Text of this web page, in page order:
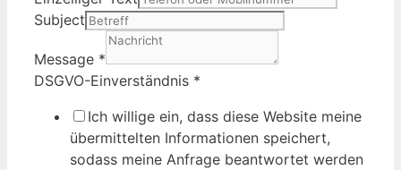
Subject
Message *
DSGVO-Einverständnis *
Ich willige ein, dass diese Website meine
übermittelten Informationen speichert,
sodass meine Anfrage beantwortet werden